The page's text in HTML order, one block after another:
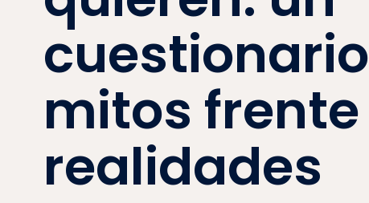
mitos frente
realidades